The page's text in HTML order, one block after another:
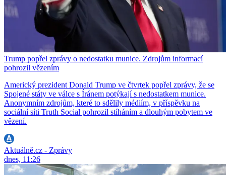
Trump popřel zprávy o nedostatku munice. Zdrojům informací
pohrozil vězením
Americký prezident Donald Trump ve čtvrtek popřel zprávy, že se
Spojené státy ve válce s Íránem potýkají s nedostatkem munice.
Anonymním zdrojům, které to sdělily médiím, v příspěvku na
sociální síti Truth Social pohrozil stíháním a dlouhým pobytem ve
vězení.
Aktuálně.cz - Zprávy
dnes, 11:26